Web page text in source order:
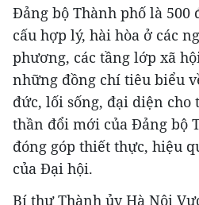
Đảng bộ Thành phố là 500
cấu hợp lý, hài hòa ở các
phương, các tầng lớp xã
những đồng chí tiêu biểu
đức, lối sống, đại diện
thần đổi mới của Đảng bộ
đóng góp thiết thực, hiệu
của Đại hội.
Bí thư Thành ủy Hà Nội